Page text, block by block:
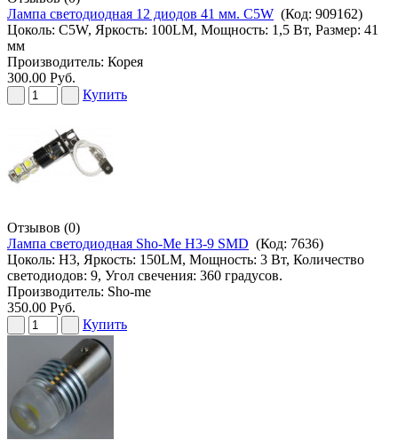
Лампа светодиодная 12 диодов 41 мм. C5W (Код: 909162)
Цоколь: C5W, Яркость: 100LM, Мощность: 1,5 Вт, Размер: 41
мм
Производитель: Корея
300.00 Руб.
Купить
Отзывов (0)
Лампа светодиодная Sho-Me H3-9 SMD (Код: 7636)
Цоколь: H3, Яркость: 150LM, Мощность: 3 Вт, Количество
светодиодов: 9, Угол свечения: 360 градусов.
Производитель: Sho-me
350.00 Руб.
Купить